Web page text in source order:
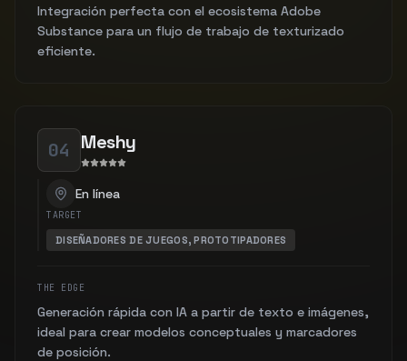
Integración perfecta con el ecosistema Adobe
Substance para un flujo de trabajo de texturizado
eficiente.
04 Meshy
En línea
TARGET
DISEÑADORES DE JUEGOS, PROTOTIPADORES
THE EDGE
Generación rápida con IA a partir de texto e imágenes,
ideal para crear modelos conceptuales y marcadores
de posición.